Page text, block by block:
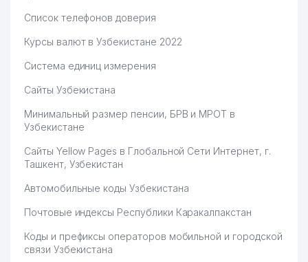
Список телефонов доверия
Курсы валют в Узбекистане 2022
Система единиц измерения
Сайты Узбекистана
Минимальный размер пенсии, БРВ и МРОТ в
Узбекистане
Сайты Yellow Pages в Глобальной Сети Интернет, г.
Ташкент, Узбекистан
Автомобильные коды Узбекистана
Почтовые индексы Республики Каракалпакстан
Коды и префиксы операторов мобильной и городской
связи Узбекистана